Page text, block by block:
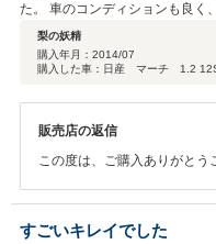
た。 車のコンディションも良く
梨の妖精
購入年月： 2014/07
購入した車：日産 マーチ 1.2
販売店の返信
この度は、ご購入ありがとう
すごいキレイでした